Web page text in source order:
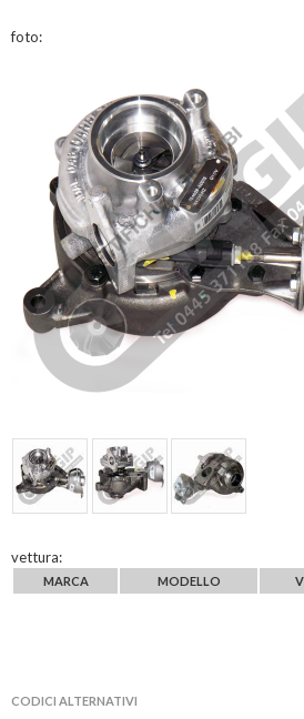
foto:
vettura:
MARCA MODELLO
CODICI ALTERNATIVI